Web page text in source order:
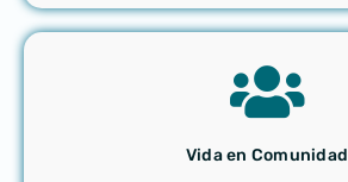
Vida en Comunidad